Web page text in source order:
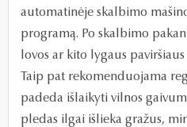
automatinėje skalbimo
programą. Po skalbimo
lovos ar kito lygaus
Taip pat rekomenduojama
padeda išlaikyti vilnos
pledas ilgai išlieka gražus,